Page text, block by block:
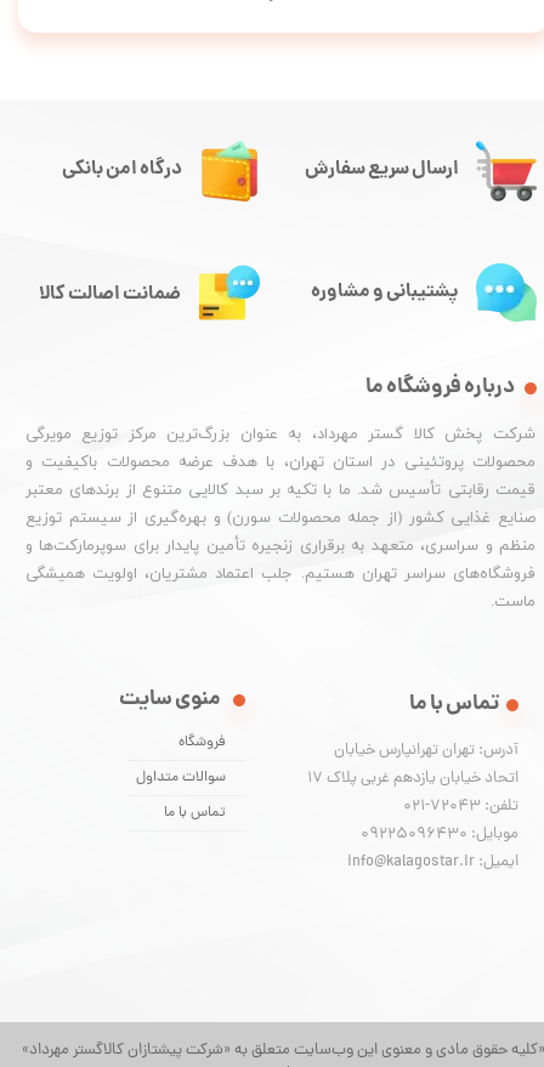
حقوق مادی و معنوی این وب‌سایت متعلق به «شرکت پیشتازان کالاگستر مهرداد»
ارسال سریع سفارش
درباره فروشگاه ما
شرکت پخش کالا گستر مهرداد، به عنوان بزرگ‌ترین مرکز توزیع مویرگی
محصولات پروتئینی در استان تهران، با هدف عرضه محصولات باکیفیت و
قیمت رقابتی تأسیس شد. ما با تکیه بر سبد کالایی متنوع از برندهای معتبر
صنایع غذایی کشور (از جمله محصولات سورن) و بهره‌گیری از سیستم توزیع
منظم و سراسری، متعهد به برقراری زنجیره تأمین پایدار برای سوپرمارکت‌ها و
فروشگاه‌های سراسر تهران هستیم. جلب اعتماد مشتریان، اولویت همیشگی
ماست.
منوی سایت
فروشگاه
سوالات متداول
تماس با ما
تماس با ما
آدرس: تهران تهرانپارس خیابان
اتحاد خیابان یازدهم غربی پلاک ۱۷
تلفن: 72043-021
موبایل: 09225096430
ایمیل: info@kalagostar.ir
درگاه امن بانکی
پشتیبانی و مشاوره ضمانت اصالت کالا